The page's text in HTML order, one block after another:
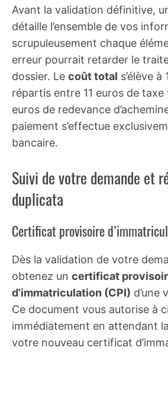
Avant la validation définitive,
détaille l’ensemble de vos
scrupuleusement chaque
erreur pourrait retarder le
dossier. Le coût total s’élève
répartis entre 11 euros de taxe
euros de redevance
paiement s’effectue
bancaire.
Suivi de votre demande et
duplicata
Certificat provisoire
Dès la validation de votre
obtenez un certificat
d’immatriculation (CPI) d’une
Ce document vous autorise à
immédiatement en attendant
votre nouveau certificat